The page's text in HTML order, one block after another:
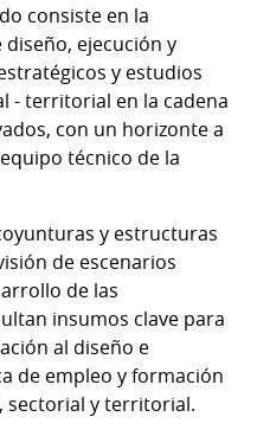
consiste en la
ejecución y
y estudios
- territorial en la cadena
con un horizonte a
técnico de la
y estructuras
de escenarios
de las
insumos clave para
al diseño e
de empleo y formación
sectorial y territorial.